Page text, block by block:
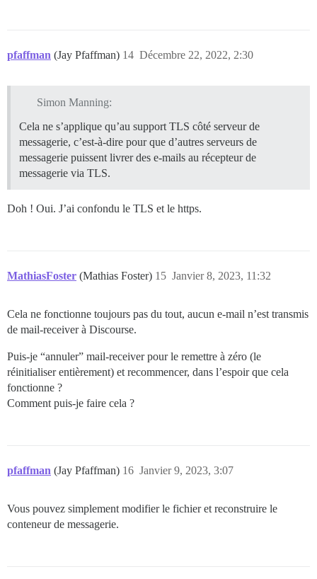
/usr/local/bin/receive-mail:13:in `<main>'Dec 21
pfaffman (Jay Pfaffman) Décembre 22, 2022, 2:30
14
Simon Manning:
Cela ne s’applique qu’au support TLS côté serveur de
messagerie, c’est-à-dire pour que d’autres serveurs de
messagerie puissent livrer des e-mails au récepteur de
messagerie via TLS.
Doh ! Oui. J’ai confondu le TLS et le https.
MathiasFoster (Mathias Foster) Janvier 8, 2023, 11:32
15
Cela ne fonctionne toujours pas du tout, aucun e-mail n’est transmis
de mail-receiver à Discourse.
Puis-je “annuler” mail-receiver pour le remettre à zéro (le
réinitialiser entièrement) et recommencer, dans l’espoir que cela
fonctionne ?
Comment puis-je faire cela ?
pfaffman (Jay Pfaffman) Janvier 9, 2023, 3:07
16
Vous pouvez simplement modifier le fichier et reconstruire le
conteneur de messagerie.